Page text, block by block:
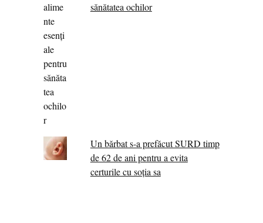
sănătatea ochilor
Un bărbat s-a prefăcut SURD timp
de 62 de ani pentru a evita
certurile cu soția sa